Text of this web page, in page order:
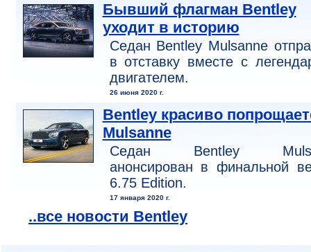
Бывший флагман Bentley
уходит в историю
Седан Bentley Mulsanne
в отставку вместе с
двигателем.
26 июня 2020 г.
Bentley красиво
Mulsanne
Седан Bentley
анонсирован в финальной
6.75 Edition.
17 января 2020 г.
..все новости Bentley